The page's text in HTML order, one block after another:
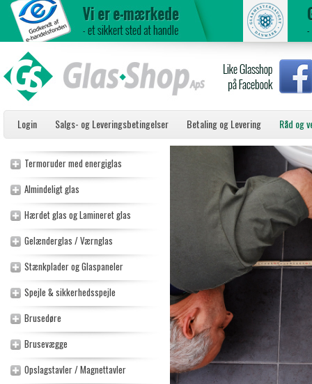
Login Salgs- og Leveringsbetingelser Betaling og Levering Råd og
Termoruder med energiglas
Almindeligt glas
Hærdet glas og Lamineret glas
Gelænderglas / Værnglas
Stænkplader og Glaspaneler
Spejle & sikkerhedsspejle
Brusedøre
Brusevægge
Opslagstavler / Magnettavler